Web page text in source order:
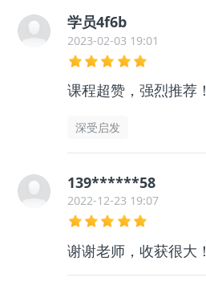
学员4f6b
2023-02-03 19:01
课程超赞，强烈推荐！
深受启发
139******58
2022-12-23 19:07
谢谢老师，收获很大！